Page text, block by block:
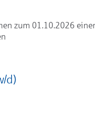
zum 01.10.2026
d)